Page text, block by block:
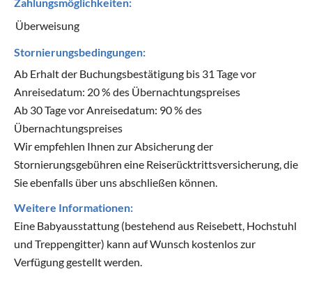
Überweisung
Stornierungsbedingungen:
Ab Erhalt der Buchungsbestätigung bis 31 Tage vor
Anreisedatum: 20 % des Übernachtungspreises
Ab 30 Tage vor Anreisedatum: 90 % des
Übernachtungspreises
Wir empfehlen Ihnen zur Absicherung der
Stornierungsgebühren eine Reiserücktrittsversicherung, die
Sie ebenfalls über uns abschließen können.
Weitere Informationen:
Eine Babyausstattung (bestehend aus Reisebett, Hochstuhl
und Treppengitter) kann auf Wunsch kostenlos zur
Verfügung gestellt werden.